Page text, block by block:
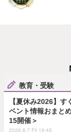
教育・受験
【夏休み2026】す
ベント情報おまと
15開催＞
2026.8.7 Fri 19:45